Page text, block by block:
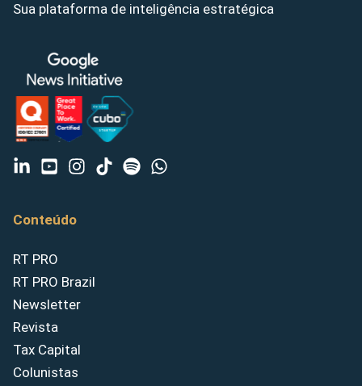
Sua plataforma de inteligência estratégica
Conteúdo
RT PRO
RT PRO Brazil
Newsletter
Revista
Tax Capital
Colunistas